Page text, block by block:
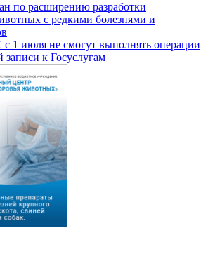
по расширению разработки
с редкими болезнями и
1 июля не смогут выполнять операции
записи к Госуслугам